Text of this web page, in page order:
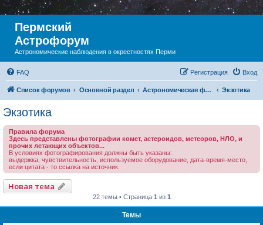
Пермский
Астрофорум
Астрономические наблюдения в окрестностях Перми
FAQ Вход
Регистрация
Список форумов Основной раздел Астрономическая фотография Экзотика
Экзотика
Правила форума
Здесь представлены фотографии комет, астероидов, метеоров, НЛО, и
прочих летающих объектов...
В условиях фотографирования должны быть указаны:
выдержка, чувствительность, используемое оборудование, дата-время-место,
если цитата - то ссылка на источник.
Новая тема
22 темы • Страница 1 из 1
Темы